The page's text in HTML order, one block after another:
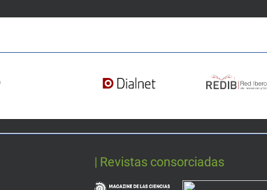
| Revistas consorciadas